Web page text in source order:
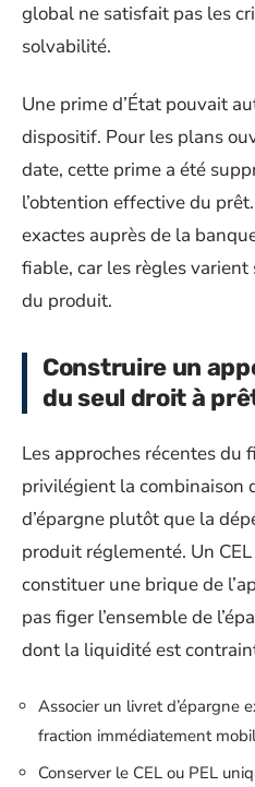
global ne satisfait pas les
solvabilité.
Une prime d’État pouvait
dispositif. Pour les plans
date, cette prime a été
l’obtention effective du
exactes auprès de la
fiable, car les règles varient
du produit.
Construire un
du seul droit à
Les approches récentes
privilégient la combinaison
d’épargne plutôt que la
produit réglementé. Un
constituer une brique de
pas figer l’ensemble de
dont la liquidité est
Associer un livret d’épargne
fraction immédiatement
Conserver le CEL ou PEL